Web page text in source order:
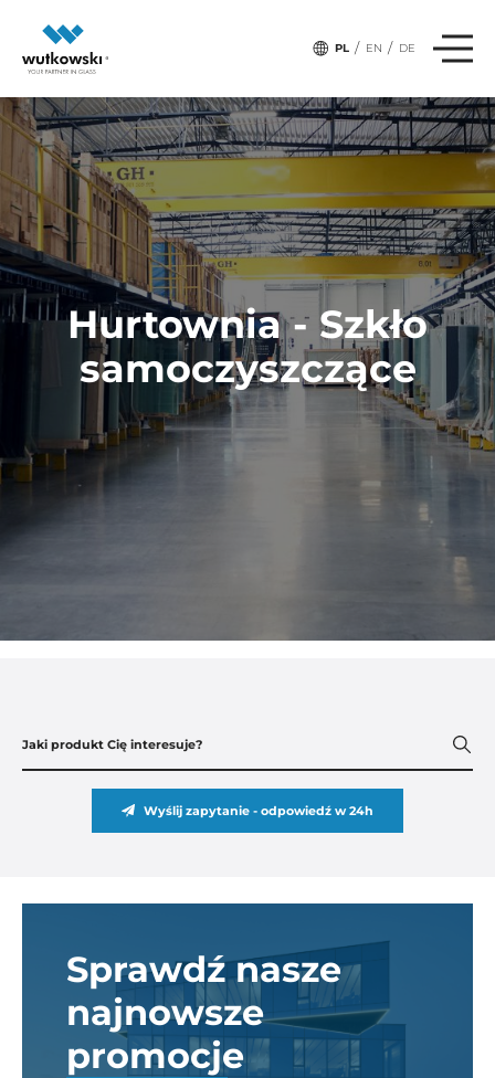
PL / EN / DE
Hurtownia - Szkło
samoczyszczące
Wyślij zapytanie - odpowiedź w 24h
Sprawdź nasze
najnowsze
promocje